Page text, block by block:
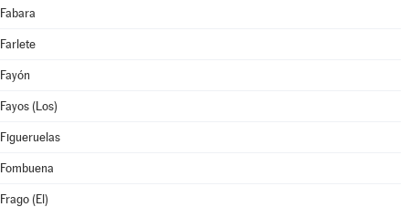
Fabara
Farlete
Fayón
Fayos (Los)
Figueruelas
Fombuena
Frago (El)